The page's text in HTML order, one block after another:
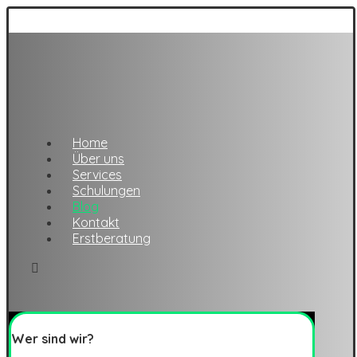
Home
Über uns
Services
Schulungen
Blog
Kontakt
Erstberatung
Wer sind wir?